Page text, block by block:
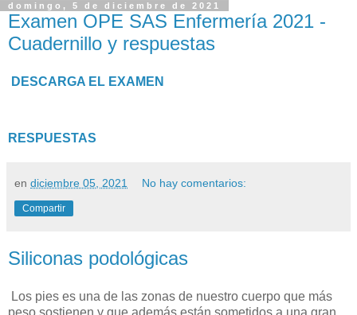
domingo, 5 de diciembre de 2021
Examen OPE SAS Enfermería 2021 -
Cuadernillo y respuestas
DESCARGA EL EXAMEN
RESPUESTAS
en diciembre 05, 2021 No hay comentarios:
Compartir
Siliconas podológicas
Los pies es una de las zonas de nuestro cuerpo que más